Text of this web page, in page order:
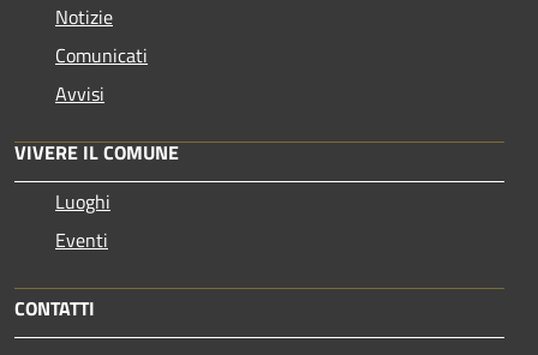
Notizie
Comunicati
Avvisi
VIVERE IL COMUNE
Luoghi
Eventi
CONTATTI